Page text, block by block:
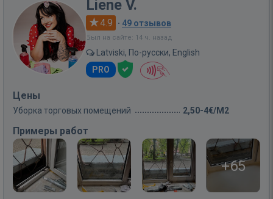
Liene V.
4.9 · 49 отзывов
Был на сайте: 14 ч. назад
Latviski, По-русски, English
PRO
Цены
Уборка торговых помещений 2,50-4€/M2
Примеры работ
+65